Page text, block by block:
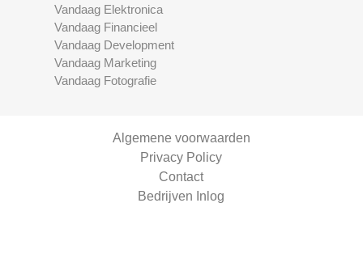
Vandaag Elektronica
Vandaag Financieel
Vandaag Development
Vandaag Marketing
Vandaag Fotografie
Algemene voorwaarden
Privacy Policy
Contact
Bedrijven Inlog